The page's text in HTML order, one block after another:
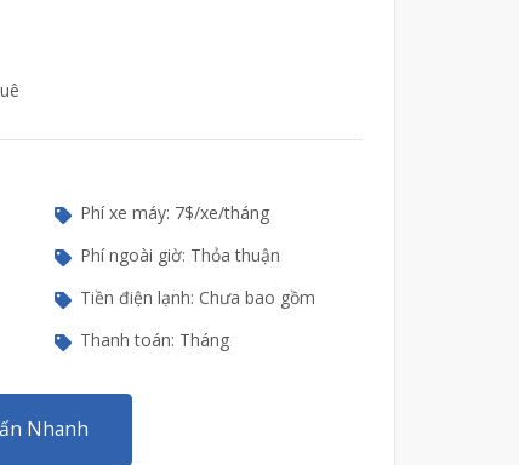
Phí xe máy: 7$/xe/tháng
Phí ngoài giờ: Thỏa thuận
Tiền điện lạnh: Chưa bao gồm
Thanh toán: Tháng
Nhanh